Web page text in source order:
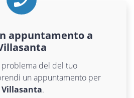
appuntamento a
problema del del tuo
un appuntamento per
.